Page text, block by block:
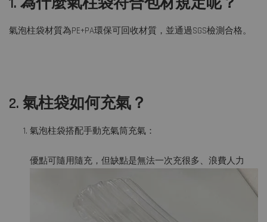
氣泡柱袋材質為PE+PA環保可回收材質，並通過SGS檢測合格。
2. 氣柱袋如何充氣？
氣泡柱袋搭配手動充氣筒充氣：
優點可隨用隨充，但缺點是無法一次充很多、浪費人力